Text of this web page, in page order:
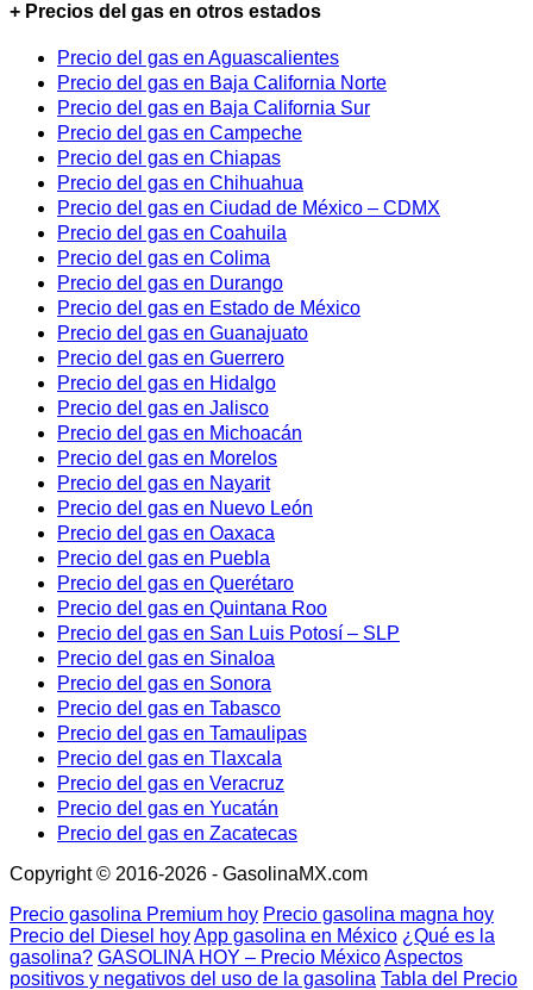
+ Precios del gas en otros estados
Precio del gas en Aguascalientes
Precio del gas en Baja California Norte
Precio del gas en Baja California Sur
Precio del gas en Campeche
Precio del gas en Chiapas
Precio del gas en Chihuahua
Precio del gas en Ciudad de México – CDMX
Precio del gas en Coahuila
Precio del gas en Colima
Precio del gas en Durango
Precio del gas en Estado de México
Precio del gas en Guanajuato
Precio del gas en Guerrero
Precio del gas en Hidalgo
Precio del gas en Jalisco
Precio del gas en Michoacán
Precio del gas en Morelos
Precio del gas en Nayarit
Precio del gas en Nuevo León
Precio del gas en Oaxaca
Precio del gas en Puebla
Precio del gas en Querétaro
Precio del gas en Quintana Roo
Precio del gas en San Luis Potosí – SLP
Precio del gas en Sinaloa
Precio del gas en Sonora
Precio del gas en Tabasco
Precio del gas en Tamaulipas
Precio del gas en Tlaxcala
Precio del gas en Veracruz
Precio del gas en Yucatán
Precio del gas en Zacatecas
Copyright © 2016-2026 - GasolinaMX.com
Precio gasolina Premium hoy Precio gasolina magna hoy
Precio del Diesel hoyApp gasolina en México ¿Qué es la
gasolina? GASOLINA HOY – Precio MéxicoAspectos
positivos y negativos del uso de la gasolina Tabla del Precio